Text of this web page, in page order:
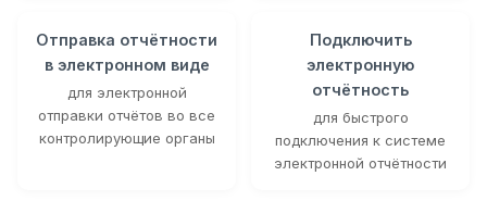
Отправка отчётности
в электронном виде
для электронной
отправки отчётов во все
контролирующие органы
Подключить
электронную
отчётность
для быстрого
подключения к системе
электронной отчётности